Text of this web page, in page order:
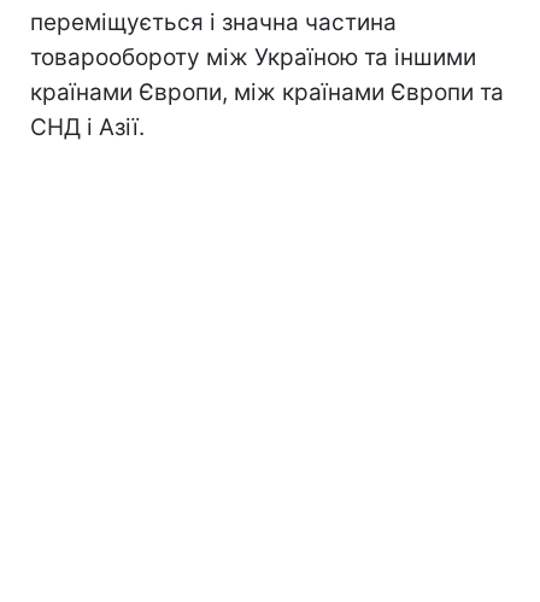
переміщується і значна частина
товарообороту між Україною та іншими
країнами Європи, між країнами Європи та
СНД і Азії.